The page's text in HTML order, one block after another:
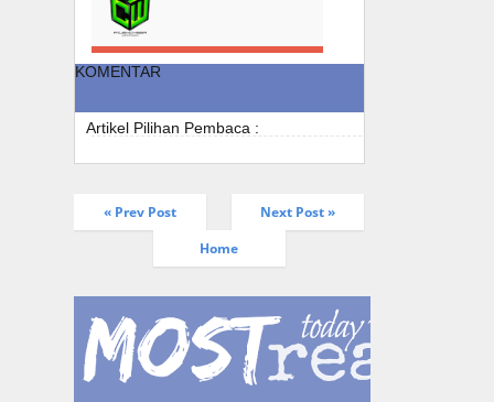
KOMENTAR
Artikel Pilihan Pembaca :
« Prev Post
Next Post »
Home